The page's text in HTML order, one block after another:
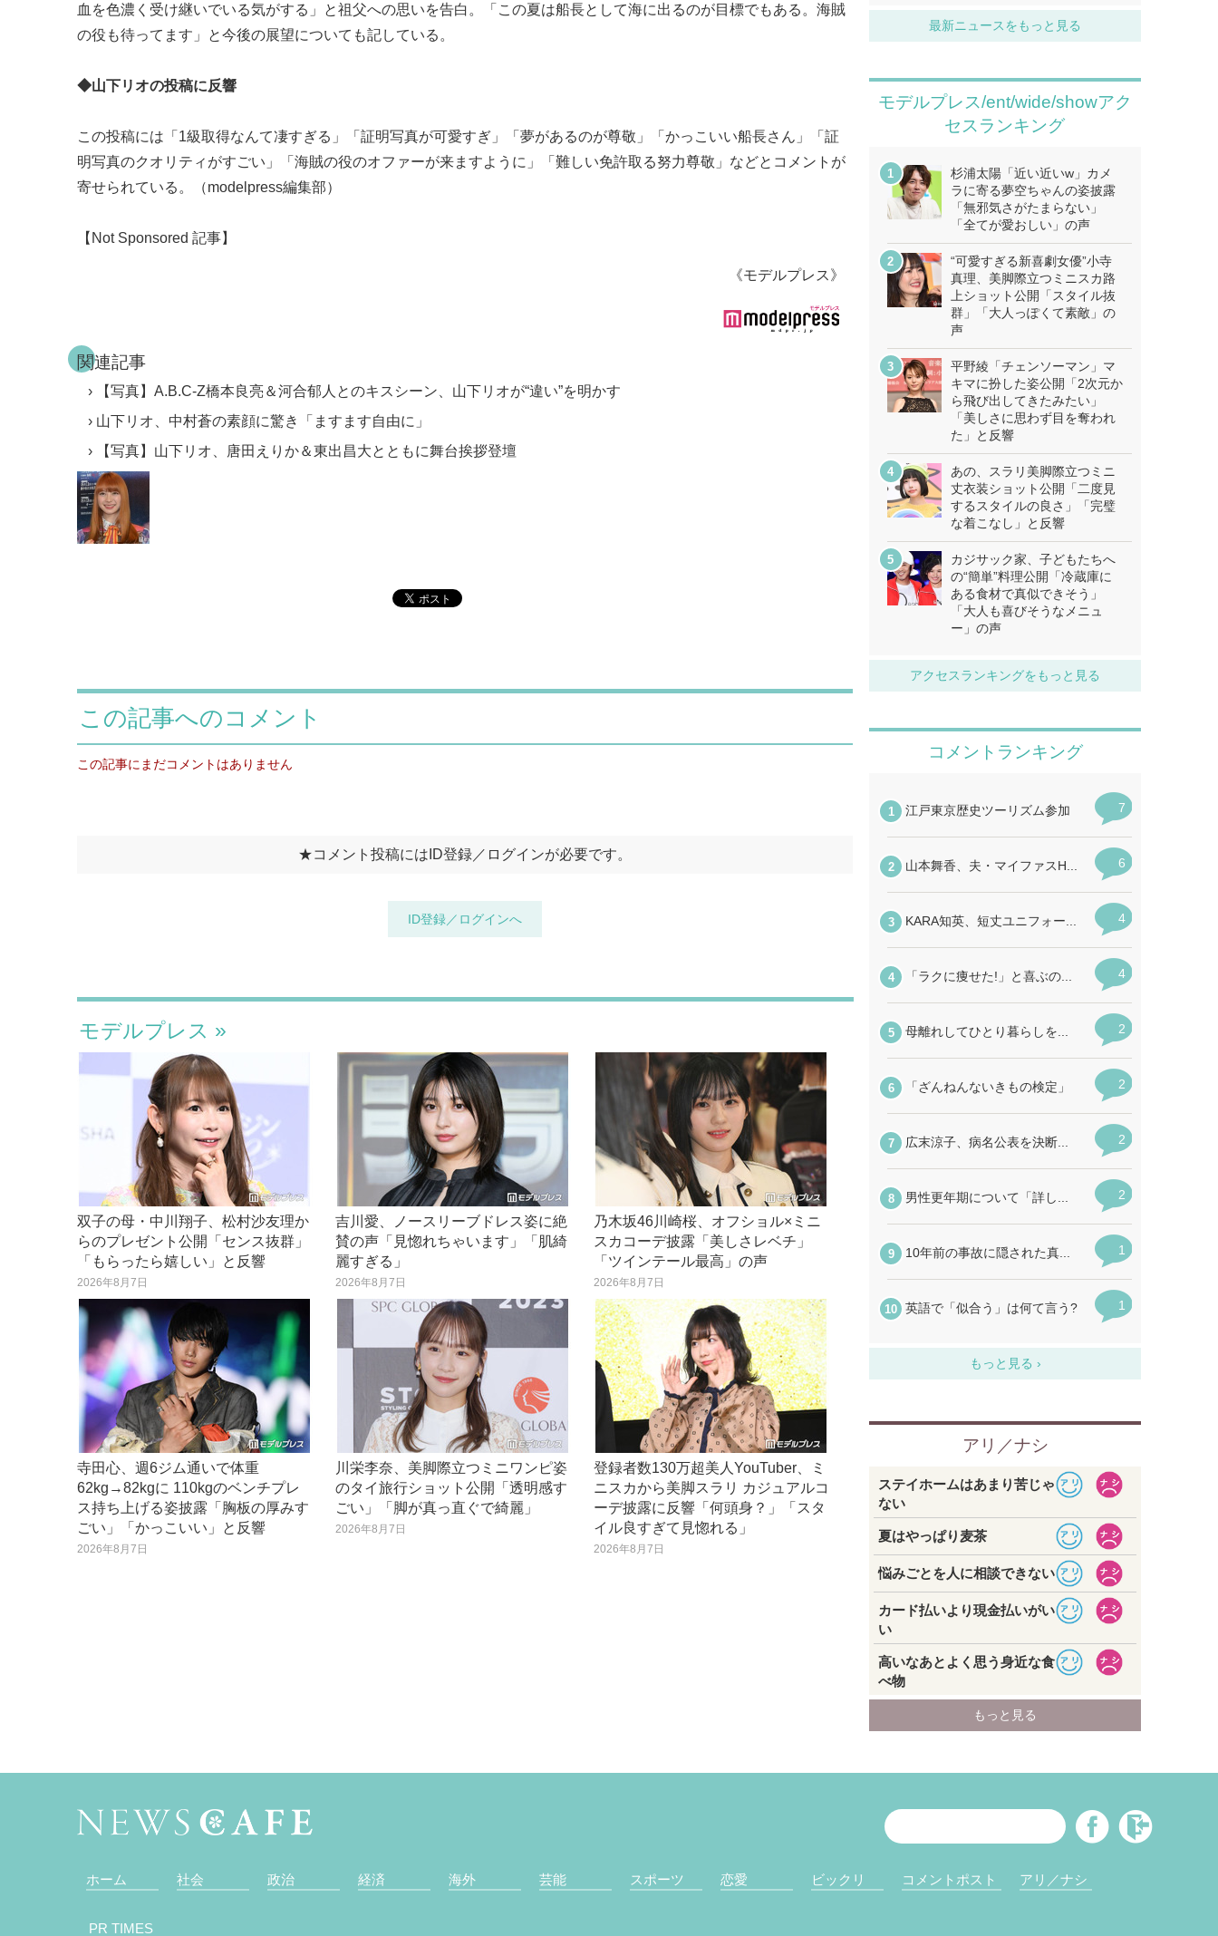
血を色濃く受け継いでいる気がする」と祖父への思いを告白。「この夏は船長として海に出るのが目標でもある。海賊
の役も待ってます」と今後の展望についても記している。
◆山下リオの投稿に反響
この投稿には「1級取得なんて凄すぎる」「証明写真が可愛すぎ」「夢があるのが尊敬」「かっこいい船長さん」「証
明写真のクオリティがすごい」「海賊の役のオファーが来ますように」「難しい免許取る努力尊敬」などとコメントが
寄せられている。（modelpress編集部）
【Not Sponsored 記事】
《モデルプレス》
関連記事
【写真】A.B.C-Z橋本良亮＆河合郁人とのキスシーン、山下リオが“違い”を明かす
山下リオ、中村蒼の素顔に驚き「ますます自由に」
【写真】山下リオ、唐田えりか＆東出昌大とともに舞台挨拶登壇
モデルプレス
双子の母・中川翔子、松村沙友理か
らのプレゼント公開「センス抜群」
「もらったら嬉しい」と反響
2026年8月7日
吉川愛、ノースリーブドレス姿に絶
賛の声「見惚れちゃいます」「肌綺
麗すぎる」
2026年8月7日
乃木坂46川崎桜、オフショル×ミニ
スカコーデ披露「美しさレベチ」
「ツインテール最高」の声
2026年8月7日
寺田心、週6ジム通いで体重
62kg→82kgに 110kgのベンチプレ
ス持ち上げる姿披露「胸板の厚みす
ごい」「かっこいい」と反響
2026年8月7日
川栄李奈、美脚際立つミニワンピ姿
のタイ旅行ショット公開「透明感す
ごい」「脚が真っ直ぐで綺麗」
2026年8月7日
登録者数130万超美人YouTuber、ミ
ニスカから美脚スラリ カジュアルコ
ーデ披露に反響「何頭身？」「スタ
イル良すぎて見惚れる」
2026年8月7日
最新ニュースをもっと見る
モデルプレス/ent/wide/showアク
セスランキング
杉浦太陽「近い近いw」カメ
ラに寄る夢空ちゃんの姿披露
「無邪気さがたまらない」
「全てが愛おしい」の声
“可愛すぎる新喜劇女優”小寺
真理、美脚際立つミニスカ路
上ショット公開「スタイル抜
群」「大人っぽくて素敵」の
声
平野綾「チェンソーマン」マ
キマに扮した姿公開「2次元か
ら飛び出してきたみたい」
「美しさに思わず目を奪われ
た」と反響
あの、スラリ美脚際立つミニ
丈衣装ショット公開「二度見
するスタイルの良さ」「完璧
な着こなし」と反響
カジサック家、子どもたちへ
の“簡単”料理公開「冷蔵庫に
ある食材で真似できそう」
「大人も喜びそうなメニュ
ー」の声
アクセスランキングをもっと見る
ホーム 社会 政治 経済 海外 芸能 スポーツ 恋愛 ビックリ コメントポスト アリ／ナシ
PR TIMES